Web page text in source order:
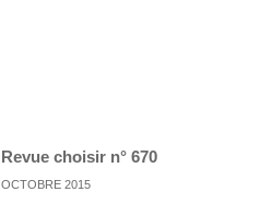
Revue choisir n° 670
OCTOBRE 2015